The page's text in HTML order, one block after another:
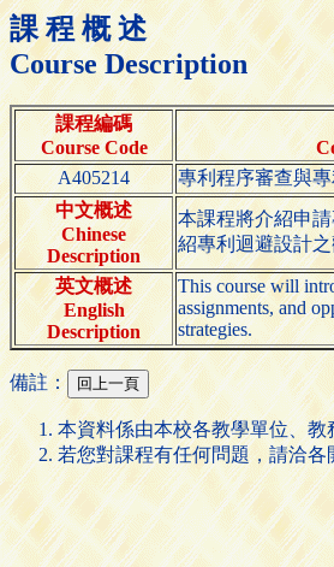
課 程 概 述
Course Description
課程編碼
Course Code
A405214
專利程序審查與
中文概述
Chinese
Description
本課程將介紹申
紹專利迴避設計
英文概述
English
Description
This course will
assignments, and
strategies.
備註：
本資料係由本校各教學單位、
若您對課程有任何問題，請洽各